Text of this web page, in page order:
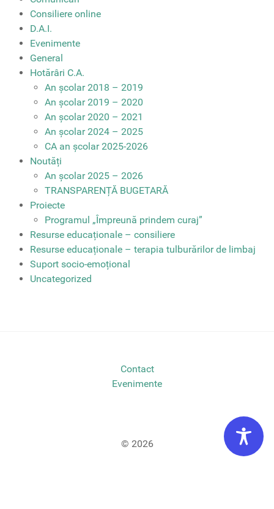
Consiliere online
D.A.I.
Evenimente
General
Hotărâri C.A.
An școlar 2018 – 2019
An școlar 2019 – 2020
An școlar 2020 – 2021
An școlar 2024 – 2025
CA an școlar 2025-2026
Noutăți
An școlar 2025 – 2026
TRANSPARENȚĂ BUGETARĂ
Proiecte
Programul „Împreună prindem curaj”
Resurse educaționale – consiliere
Resurse educaționale – terapia tulburărilor de limbaj
Suport socio-emoțional
Uncategorized
Contact
Evenimente
© 2026